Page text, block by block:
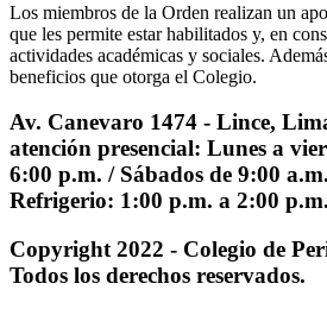
Los miembros de la Orden realizan un
que les permite estar habilitados y, en
actividades académicas y sociales.
beneficios que otorga el Colegio.
Av. Canevaro 1474 - Lince,
atención presencial: Lunes a
6:00 p.m. / Sábados de 9:00
Refrigerio: 1:00 p.m. a 2:00 p.m.
Copyright 2022 - Colegio de
Todos los derechos reservados.